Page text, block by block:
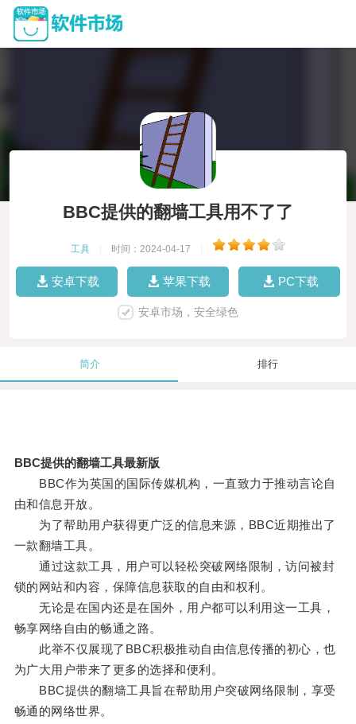
BBC提供的翻墙工具用不了了
工具 时间：2024-04-17
安卓下载 苹果下载 PC下载
安卓市场，安全绿色
简介 排行
BBC提供的翻墙工具最新版
BBC作为英国的国际传媒机构，一直致力于推动言论自
由和信息开放。
为了帮助用户获得更广泛的信息来源，BBC近期推出了
一款翻墙工具。
通过这款工具，用户可以轻松突破网络限制，访问被封
锁的网站和内容，保障信息获取的自由和权利。
无论是在国内还是在国外，用户都可以利用这一工具，
畅享网络自由的畅通之路。
此举不仅展现了BBC积极推动自由信息传播的初心，也
为广大用户带来了更多的选择和便利。
BBC提供的翻墙工具旨在帮助用户突破网络限制，享受
畅通的网络世界。